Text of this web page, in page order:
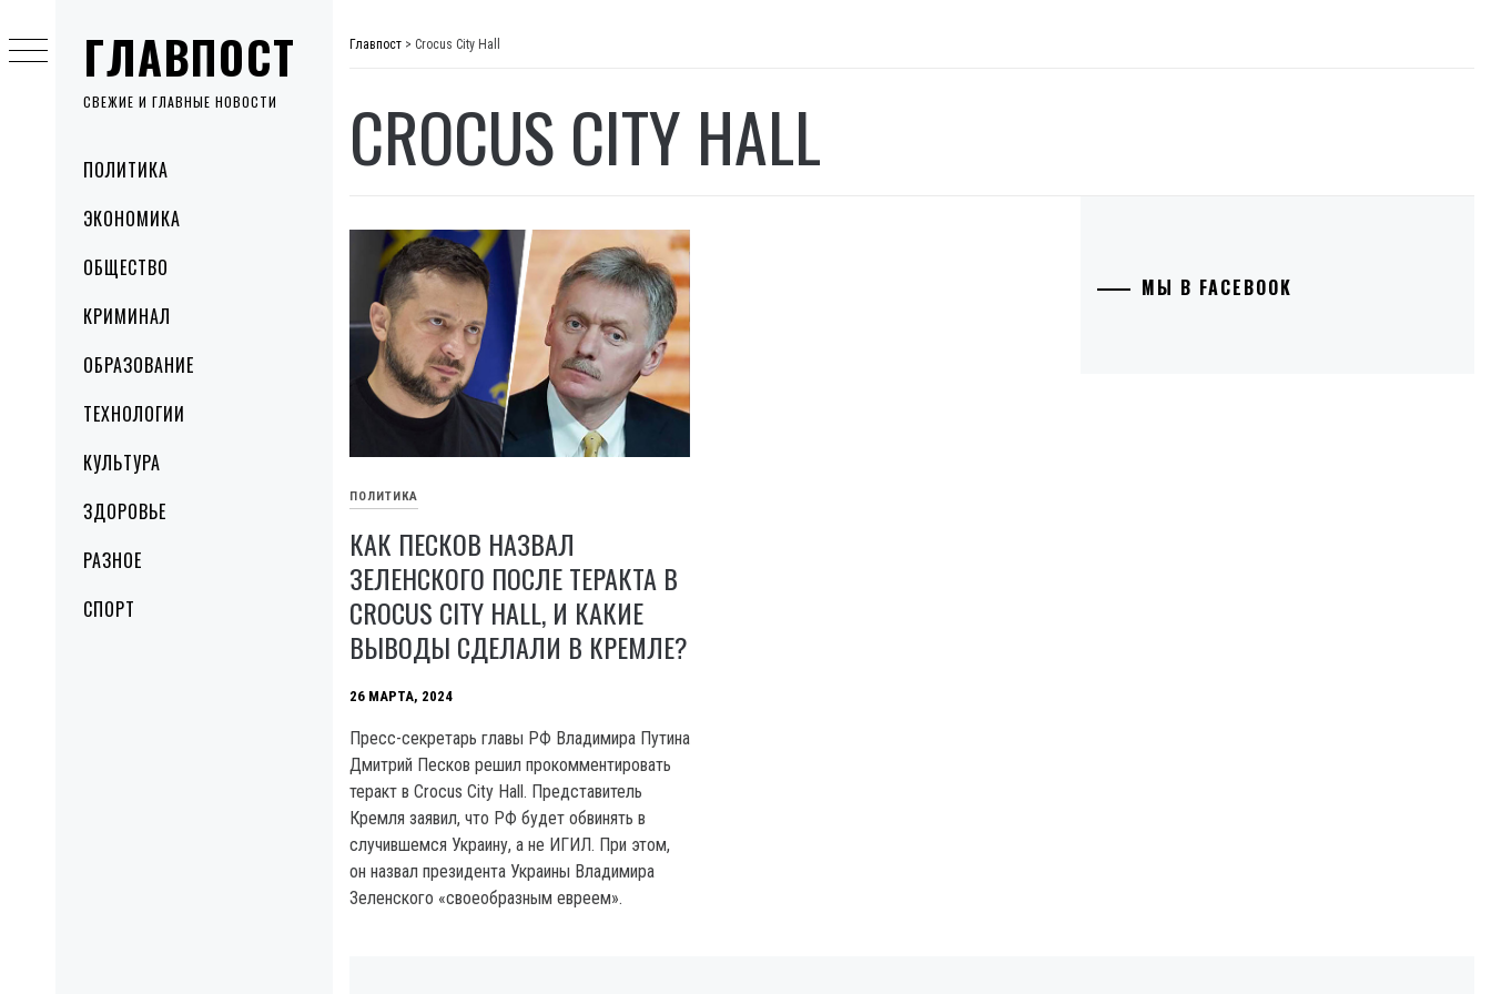
ГЛАВПОСТ
СВЕЖИЕ И ГЛАВНЫЕ НОВОСТИ
MenuПОЛИТИКА
ЭКОНОМИКА
ОБЩЕСТВО
КРИМИНАЛ
ОБРАЗОВАНИЕ
ТЕХНОЛОГИИ
КУЛЬТУРА
ЗДОРОВЬЕ
РАЗНОЕ
СПОРТ
to
content
Главпост > Crocus City Hall
CROCUS CITY HALL
ПОЛИТИКА
КАК ПЕСКОВ НАЗВАЛ
ЗЕЛЕНСКОГО ПОСЛЕ ТЕРАКТА В
CROCUS CITY HALL, И КАКИЕ
ВЫВОДЫ СДЕЛАЛИ В КРЕМЛЕ?
26 МАРТА, 2024
Пресс-секретарь главы РФ Владимира Путина
Дмитрий Песков решил прокомментировать
теракт в Crocus City Hall. Представитель
Кремля заявил, что РФ будет обвинять в
случившемся Украину, а не ИГИЛ. При этом,
он назвал президента Украины Владимира
Зеленского «своеобразным евреем».
МЫ В FACEBOOK